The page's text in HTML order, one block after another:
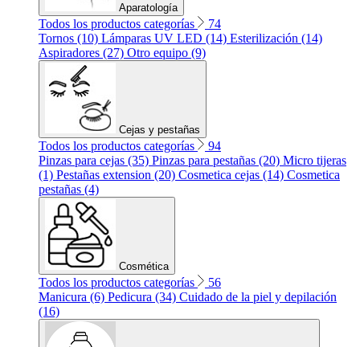
Aparatología
Todos los productos categorías
74
Tornos (10) Lámparas UV LED (14) Esterilización (14)
Aspiradores (27) Otro equipo (9)
Cejas y pestañas
Todos los productos categorías
94
Pinzas para cejas (35) Pinzas para pestañas (20) Micro tijeras
(1) Pestañas extension (20) Cosmetica cejas (14) Cosmetica
pestañas (4)
Cosmética
Todos los productos categorías
56
Manicura (6) Pedicura (34) Cuidado de la piel y depilación
(16)